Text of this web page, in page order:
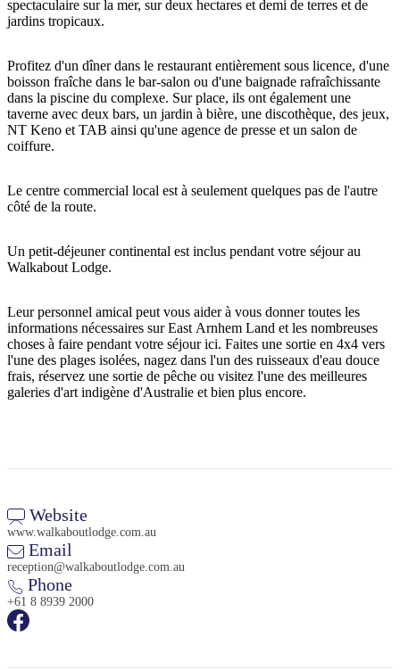
Rechercher:
spectaculaire sur la mer, sur deux hectares et demi de terres et de
jardins tropicaux.
Profitez d'un dîner dans le restaurant entièrement sous licence, d'une
boisson fraîche dans le bar-salon ou d'une baignade rafraîchissante
dans la piscine du complexe. Sur place, ils ont également une
taverne avec deux bars, un jardin à bière, une discothèque, des jeux,
NT Keno et TAB ainsi qu'une agence de presse et un salon de
coiffure.
Le centre commercial local est à seulement quelques pas de l'autre
côté de la route.
Un petit-déjeuner continental est inclus pendant votre séjour au
Walkabout Lodge.
Leur personnel amical peut vous aider à vous donner toutes les
informations nécessaires sur East Arnhem Land et les nombreuses
choses à faire pendant votre séjour ici. Faites une sortie en 4x4 vers
l'une des plages isolées, nagez dans l'un des ruisseaux d'eau douce
frais, réservez une sortie de pêche ou visitez l'une des meilleures
galeries d'art indigène d'Australie et bien plus encore.
Website
www.walkaboutlodge.com.au
Email
reception@walkaboutlodge.com.au
Phone
+61 8 8939 2000